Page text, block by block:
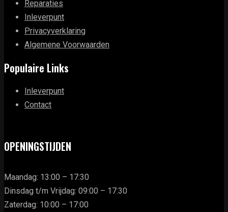
Reparaties
Inleverpunt
Privacyverklaring
Algemene Voorwaarden
Populaire Links
Inleverpunt
Contact
OPENINGSTIJDEN
Maandag: 13:00 – 17:30
Dinsdag t/m Vrijdag: 09:00 – 17:30
Zaterdag: 10:00 – 17:00